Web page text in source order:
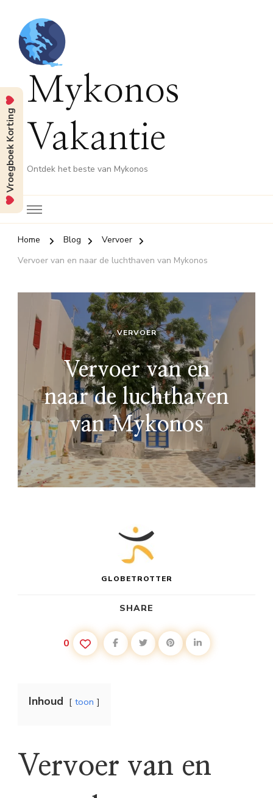
Mykonos
Vakantie
Ontdek het beste van Mykonos
Home Blog
Vervoer
Vervoer van en naar de luchthaven van Mykonos
VERVOER
Vervoer van en
naar de luchthaven
van Mykonos
GLOBETROTTER
SHARE
0
Inhoud toon
Vervoer van en
Vroegboek Korting